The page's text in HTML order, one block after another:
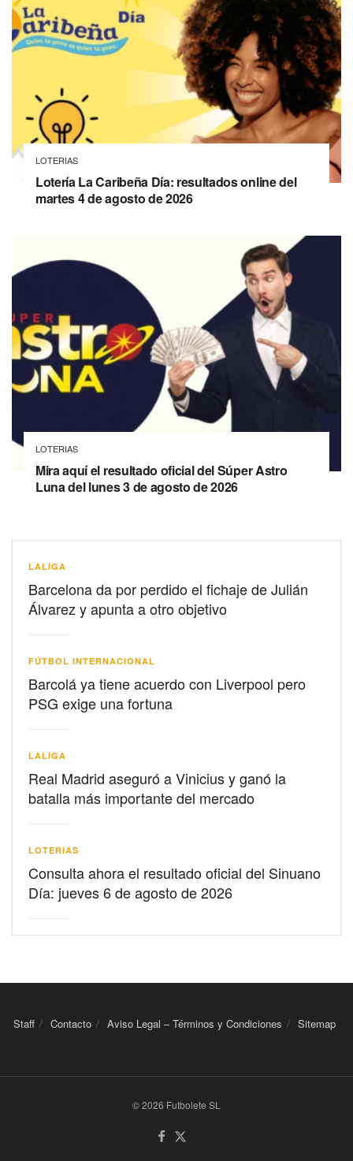
LOTERIAS
Lotería La Caribeña Día: resultados online del
martes 4 de agosto de 2026
LOTERIAS
Mira aquí el resultado oficial del Súper Astro
Luna del lunes 3 de agosto de 2026
LALIGA
Barcelona da por perdido el fichaje de Julián
Álvarez y apunta a otro objetivo
FÚTBOL INTERNACIONAL
Barcolá ya tiene acuerdo con Liverpool pero
PSG exige una fortuna
LALIGA
Real Madrid aseguró a Vinicius y ganó la
batalla más importante del mercado
LOTERIAS
Consulta ahora el resultado oficial del Sinuano
Día: jueves 6 de agosto de 2026
Staff Contacto Aviso Legal – Términos y Condiciones Sitemap
© 2026 Futbolete SL